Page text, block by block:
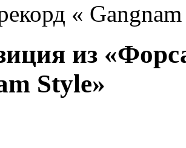
«
из
Style»